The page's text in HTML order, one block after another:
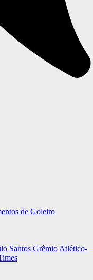
de Goleiro
Santos Grêmio Atlético-